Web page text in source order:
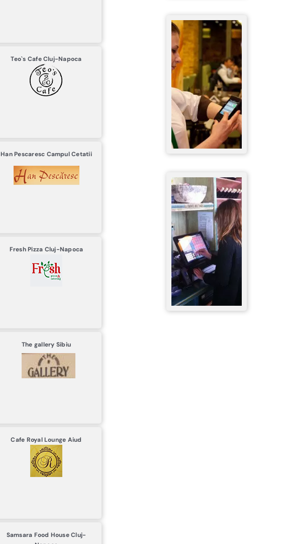
Teo`s CafeCluj-Napoca
Han Pescaresc Campul Cetatii
Fresh Pizza Cluj-Napoca
The gallery Sibiu
Cafe Royal Lounge Aiud
Samsara Food HouseCluj-